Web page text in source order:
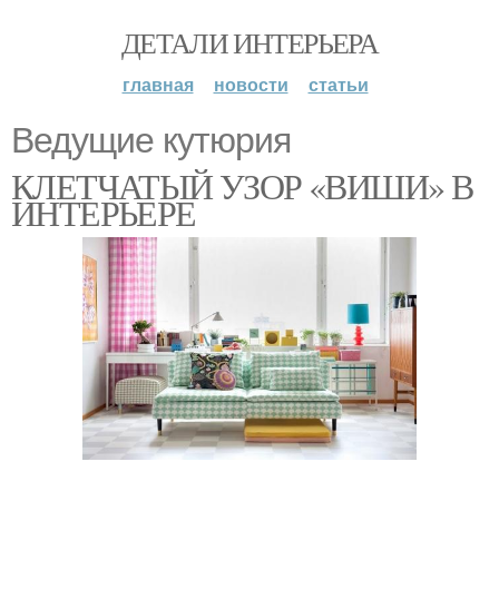
ДЕТАЛИ ИНТЕРЬЕРА
главная новости статьи
Ведущие кутюрия
КЛЕТЧАТЫЙ УЗОР «ВИШИ» В
ИНТЕРЬЕРЕ